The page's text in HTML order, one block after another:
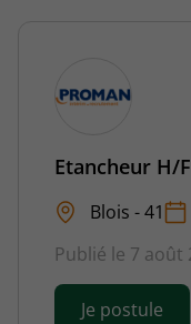
Etancheur H/F
Blois - 41
Publié le 7 août
Je postule